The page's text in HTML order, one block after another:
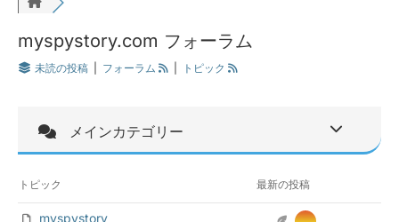
myspystory.com フォーラム
未読の投稿 フォーラム トピック
メインカテゴリー
トピック 最新の投稿
myspystory